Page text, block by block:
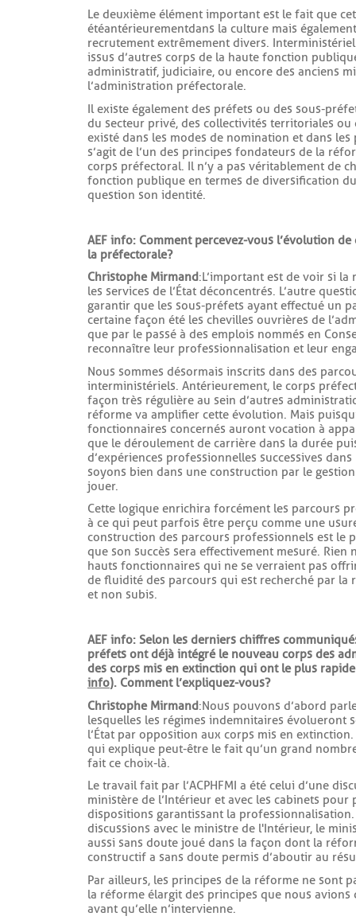
Le deuxième élément important est le fait que
été antérieurement dans la culture mais
recrutement extrêmement divers.
issus d’autres corps de la haute fonction
administratif, judiciaire, ou encore des anciens
l’administration préfectorale.
Il existe également des préfets ou des sous-
du secteur privé, des collectivités territoriales
existé dans les modes de nomination et dans
s’agit de l’un des principes fondateurs de la
corps préfectoral. Il n’y a pas véritablement de
fonction publique en termes de diversification
question son identité.
AEF info : Comment percevez-vous l’évolution
la préfectorale ?
Christophe Mirmand: L’important est de voir si
les services de l’État déconcentrés. L’autre
garantir que les sous-préfets ayant effectué un
certaine façon été les chevilles ouvrières de
que par le passé à des emplois nommés en
reconnaître leur professionnalisation et leur
Nous sommes désormais inscrits dans des
interministériels. Antérieurement, le corps
façon très régulière au sein d’autres
réforme va amplifier cette évolution. Mais
fonctionnaires concernés auront vocation à
que le déroulement de carrière dans la durée
d’expériences professionnelles successives
soyons bien dans une construction par le
jouer.
Cette logique enrichira forcément les parcours
à ce qui peut parfois être perçu comme une
construction des parcours professionnels est le
que son succès sera effectivement mesuré.
hauts fonctionnaires qui ne se verraient pas
de fluidité des parcours qui est recherché par la
et non subis.
AEF info : Selon les derniers chiffres
préfets ont déjà intégré le nouveau corps des
des corps mis en extinction qui ont le plus
info). Comment l’expliquez-vous ?
Christophe Mirmand: Nous pouvons d’abord
lesquelles les régimes indemnitaires évolueront
l’État par opposition aux corps mis en
qui explique peut-être le fait qu’un grand
fait ce choix-là.
Le travail fait par l’ACPHFMI a été celui d’une
ministère de l’Intérieur et avec les cabinets
dispositions garantissant la
discussions avec le ministre de l'Intérieur, le
aussi sans doute joué dans la façon dont la
constructif a sans doute permis d’aboutir au
Par ailleurs, les principes de la réforme ne sont
la réforme élargit des principes que nous
avant qu’elle n’intervienne.